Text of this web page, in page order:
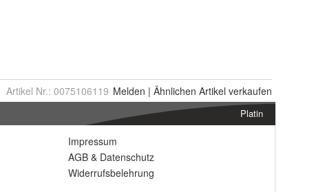
Artikel Nr.: 0075106119 Melden | Ähnlichen Artikel verkaufen
Platin
Impressum
AGB & Datenschutz
Widerrufsbelehrung